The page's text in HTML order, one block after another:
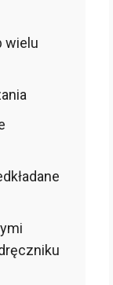
wielu